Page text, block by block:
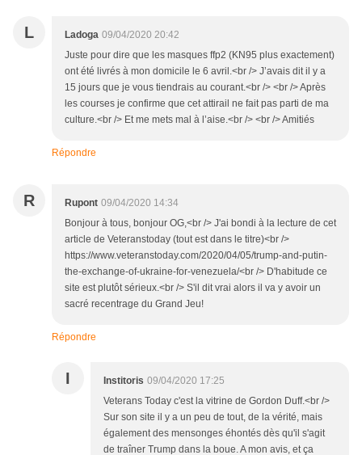
L Ladoga 09/04/2020 20:42
Juste pour dire que les masques ffp2 (KN95 plus exactement)
ont été livrés à mon domicile le 6 avril.<br /> J’avais dit il y a
15 jours que je vous tiendrais au courant.<br /> <br /> Après
les courses je confirme que cet attirail ne fait pas parti de ma
culture.<br /> Et me mets mal à l’aise.<br /> <br /> Amitiés
Répondre
R Rupont 09/04/2020 14:34
Bonjour à tous, bonjour OG,<br /> J'ai bondi à la lecture de cet
article de Veteranstoday (tout est dans le titre)<br />
https://www.veteranstoday.com/2020/04/05/trump-and-putin-
the-exchange-of-ukraine-for-venezuela/<br /> D'habitude ce
site est plutôt sérieux.<br /> S'il dit vrai alors il va y avoir un
sacré recentrage du Grand Jeu!
Répondre
I Institoris 09/04/2020 17:25
Veterans Today c'est la vitrine de Gordon Duff.<br />
Sur son site il y a un peu de tout, de la vérité, mais
également des mensonges éhontés dès qu'il s'agit
de traîner Trump dans la boue. A mon avis, et ça